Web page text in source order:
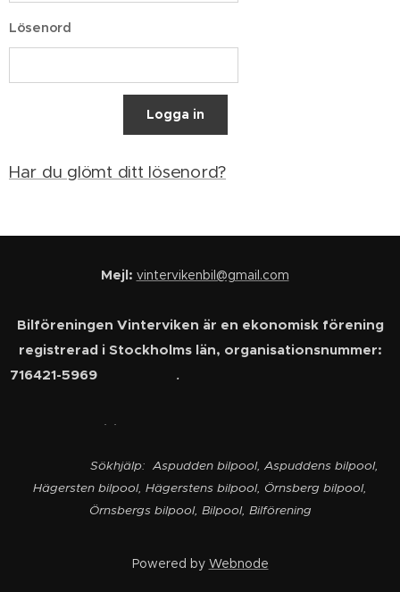
Lösenord
Logga in
Har du glömt ditt lösenord?
Mejl: vintervikenbil@gmail.com
Bilföreningen Vinterviken är en ekonomisk förening
registrerad i Stockholms län, organisationsnummer:
716421-5969
.
. .
Sökhjälp: Aspudden bilpool, Aspuddens bilpool,
Hägersten bilpool, Hägerstens bilpool, Örnsberg bilpool,
Örnsbergs bilpool, Bilpool, Bilförening
Powered by Webnode